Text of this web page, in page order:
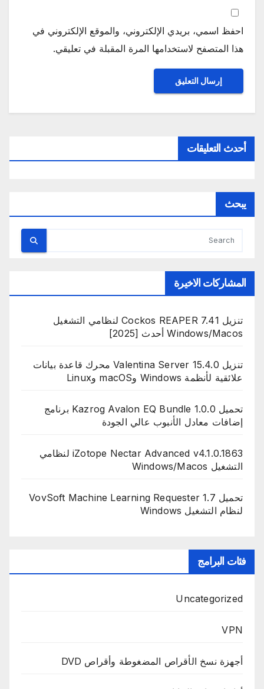
احفظ اسمي، بريدي الإلكتروني، والموقع الإلكتروني في
هذا المتصفح لاستخدامها المرة المقبلة في تعليقي.
أحدث التعليقات
يبحث
المشاركات الاخيرة
تنزيل Cockos REAPER 7.41 لنظامي التشغيل
Windows/Macos أحدث [2025]
تنزيل Valentina Server 15.4.0 محرك قاعدة بيانات
علائقية لأنظمة Windows وmacOS وLinux
تحميل Kazrog Avalon EQ Bundle 1.0.0 برنامج
إضافات معادل الأنبوب عالي الجودة
iZotope Nectar Advanced v4.1.0.1863 لنظامي
التشغيل Windows/Macos
تحميل VovSoft Machine Learning Requester 1.7
لنظام التشغيل Windows
فئات البرامج
Uncategorized
VPN
أجهزة نسخ الأقراص المضغوطة وأقراص DVD